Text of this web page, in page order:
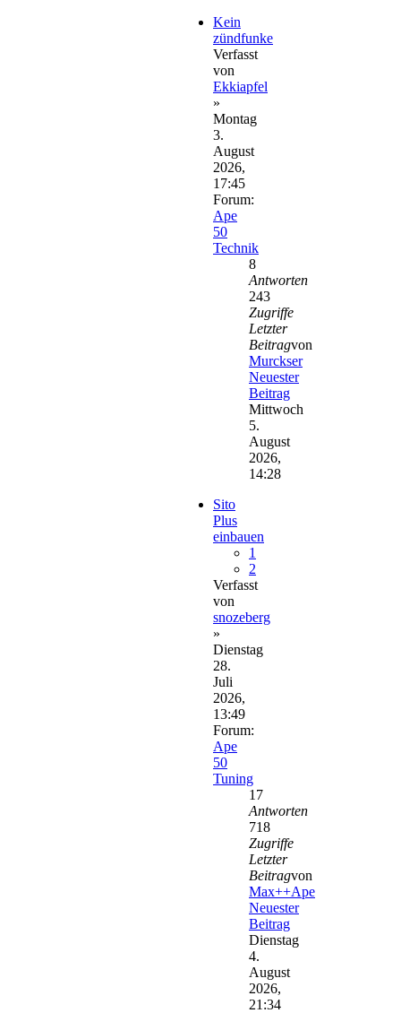
Kein
zündfunke
Verfasst
von
Ekkiapfel
»
Montag
3.
August
2026,
17:45
Forum:
Ape
50
Technik
8
Antworten
243
Zugriffe
Letzter
Beitragvon
Murckser
Neuester
Beitrag
Mittwoch
5.
August
2026,
14:28
Sito
Plus
einbauen
1
2
Verfasst
von
snozeberg
»
Dienstag
28.
Juli
2026,
13:49
Forum:
Ape
50
Tuning
17
Antworten
718
Zugriffe
Letzter
Beitragvon
Max++Ape
Neuester
Beitrag
Dienstag
4.
August
2026,
21:34